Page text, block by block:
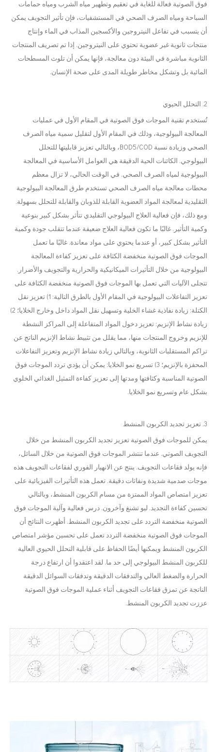
فوق الصوتية فعالة للغاية في تعقيم وتطهير مياه الشرب ومياه حمامات
السباحة ومياه الصرف الصحي في المستشفيات، فإن تأثير التجويف يمكن
أن يتسبب في تفاعل النيتروجين والأكسجين المذاب في الماء وإنتاج
منتجات ثانوية غير عضوية تحتوي على النيتروجين. إذا تم تصريف المنتجات
الثانوية مباشرة في البيئة دون معالجة، فإنها يمكن أن تلوث المسطحات
المائية بل وتشكل مخاطر طويلة المدى على صحة الإنسان.
2. التحلل الحيوي
تُستخدم تقنية الموجات فوق الصوتية في المقام الأول في عمليات
المعالجة البيولوجية، وذلك في المقام الأول لتقليل سمية مياه الصرف
الصحي وزيادة نسبة BOD5/COD، وبالتالي تعزيز قابليتها للتحلل
البيولوجي. الكائنات الحية الدقيقة هي العوامل الأساسية في المعالجة
البيولوجية لمياه الصرف الصحي. في الوقت الحالي، لا تزال معظم
محطات معالجة مياه الصرف الصحي تستخدم طرق المعالجة البيولوجية
التقليدية لمعالجة المواد العضوية القابلة للذوبان والقابلة للتحلل بسهولة.
ومع ذلك، فإن فعالية العلاج البيولوجي التقليدي تتأثر بشكل كبير بنوعية
وكمية التأثير. غالبًا ما تكون فعالية العلاج ضعيفة عندما تتقلب جودة وكمية
التأثير بشكل كبير، أو عندما يحتوي على مواد معاندة. غالبًا ما تعمل
الموجات فوق الصوتية منخفضة الكثافة على تعزيز كفاءة المعالجة
البيولوجية من خلال التأثيرات الميكانيكية والحرارية والتجويف والأضرار.
تتجلى الآليات التي تعمل بها الموجات فوق الصوتية منخفضة الكثافة على
تعزيز التفاعلات البيولوجية في المقام الأول بالطرق التالية: 1) تعزيز نقل
الكتلة: زيادة نفاذية غشاء الخلية وتسهيل نقل المواد داخل وخارج الخلايا؛ 2)
زيادة نشاط الإنزيم: تعزيز دخول المواد المتفاعلة إلى المراكز النشطة
للإنزيم وخروج المنتجات منها، مما يقلل من تثبيط نشاط الإنزيم الناتج عن
تراكم المستقلبات الثانوية، وبالتالي زيادة نشاط الإنزيم وتعزيز التفاعلات
المحفزة بالإنزيم؛ 3) تسريع نمو الخلايا: يمكن أن يؤدي تردد الموجات فوق
الصوتية المناسبة وكثافتها ومدتها إلى تعزيز كفاءة التمثيل الغذائي الخلوي
بشكل عام وتسريع نمو الخلايا.
3. تعزيز تجديد الكربون المنشط
يمكن للموجات فوق الصوتية تعزيز تجديد الكربون المنشط من خلال
التجويف الصوتي. عندما تنتشر الموجات فوق الصوتية من خلال السائل،
فإنه يولد فقاعات التجويف. ينتج عن الانهيار الفوري لفقاعات التجويف هذه
موجات صدمية شديدة ونفاثات دقيقة. تعمل هذه التأثيرات الفيزيائية على
تعزيز امتصاص المواد الممتزة من مسام الكربون المنشط، وبالتالي
تحسين كفاءة التجديد. ليو تشنغ وآخرون. درس فعالية وآلية الموجات فوق
الصوتية منخفضة التردد على تجديد الكربون المنشط. أظهرت النتائج أن
الموجات فوق الصوتية منخفضة التردد تعمل على تحسين مؤشر امتصاص
الكربون المنشط ويمكنها أيضًا الحفاظ على قابلية التحلل الحيوي العالية
للكربون المنشط البيولوجي إلى حد ما. لقد اعتقدوا أن ارتفاع درجة
الحرارة والضغط العالي والتدفقات الدقيقة وتدفقات السوائل الدقيقة
الناتجة عن تمزق فقاعات التجويف أثناء عملية الموجات فوق الصوتية
عززت تجديد الكربون المنشط.